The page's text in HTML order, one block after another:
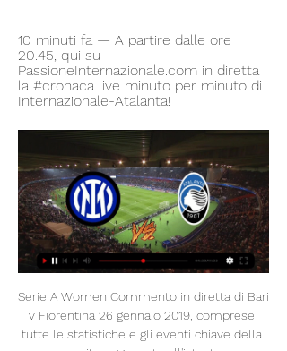
10 minuti fa — A partire dalle ore
20.45, qui su
PassioneInternazionale.com in diretta
la #cronaca live minuto per minuto di
Internazionale-Atalanta!
Serie A Women Commento in diretta di Bari v Fiorentina 26 gennaio 2019, comprese tutte le statistiche e gli eventi chiave della partita, aggiornate all'istante.

Via Peschiera, 3-5 33020 Sutrio (Udine) Tel: 0433 778762 Fax: 0433 778418. Con assistenza completa per preventivazione e progettazione, la società Stratex costruisce ad alta tecnologia, installa con montaggio una serie di innovative strutture in legno lamellare e massiccio di qualità testate a norma.

163 Immobili in affitto a Milano a partire da 1.000 € / mese. Trova le migliori offerte per la tua ricerca affitto linea tram 9 milano. Business center via fantoli, 5-7-9 milano mecenate/forlanini.Portierato 24 ore al giorno, tutto l’anno. Struttura per insegna pubblicitaria luminosa di circa 9 mt

Napoli-Arsenal, ecco i 5 motivi per cui gli azzurri possono riuscire nella rimonta. di Arianna Ravelli, inviata a Napoli L’approdo in semifinale e poi un eventuale successo darebbe tutto un altro sapore al primo anno in azzurro di Carlo Ancelotti.. Juve-Ajax 1-2, pagelle: Dybala, linea occupata,.

Sabato, con inizio alle 15, si giocherà dunque il derby tra Este e Luparense. Mentre sempre sabato il Campodarsego andrà a fare visita al Montebelluna. Il match inizierà però alle 17. Nella prima giornata di campionato a festeggiare è stata soprattutto la Luparense, che ha travolto 3-1 il Delta Porto Tolle.

Streaming Inter Atalanta BC in diretta tv 19 ore fa — Streaming Inter Atalanta BC in diretta tv Inter-Atalanta, dove vederla in diretta TV e LIVE streaming 28/02/2024 Ecco dove sarà possibile ...

[TV DAL VIVO***] Oggi Internazionale Atalanta in diretta str 11 ore fa — [TV DAL VIVO***] Oggi Internazionale Atalanta in diretta streaming Inter Atalanta, 24ª Serie A: dove vederla in diretta TV e 28 febbraio ...

Giro di Svizzera 2019, ottava tappa: previsioni meteo Ulrichen oggi 22 giugno 2019. Il passaggio di una perturbazione causata da una piccola saccatura atlantica determina condizioni meteo instabili a Ulrichen nel corso della giornata odierna, sabato 22 giugno 2019.

Domenica 7 aprile, nel corso della trasmissione "Quelli che il calcio", in onda su Rai2, ad ogni gol la linea sarà trasmessa in diretta TV a Barge. I ragazzi dell'Infernotto 2007 si troveranno a riproporre sul campo, sotto la guida degli operatori Rai, i gol della giornata di campionato di …

A 11 mesi dall'inaugurazione della sala, Sabato 12 ottobre MediCinema Italia ha presentato l'attività svolta all'Ospedale Niguarda. In 10 mesi abbiamo proiettato 60 film e abbiamo ospitato 2.236 pazienti. Sono stati compilati 1.111 questionari.

Atalanta streaming Inter-Ata | Group 9 ore fa — Inter-Atalanta oggi in tv: orario, programma Serie A, streaming 5 ore fa — La partita sarà trasmessa in diretta tv su Zona DAZN (canale 214 di ...

I sistemi informatici e le procedure software preposte al funzionamento del sito web www.pallavolovivil.it acquisiscono, nel corso del loro normale esercizio, alcuni dati personali la cui trasmissione è implicita nell´uso dei protocolli di comunicazione di Internet.

28/09/2007 - Lunedì scorso 24 settembre presso la Sala Giunta della Provincia di Bari il Presidente sono stati presentati alla stampa i progettisti selezionati dalla giuria nell’ambito del Concorso internazionale di progettazione del nuovo Museo Archeologico Provinciale . I dieci gruppi di progett...

La Rotonda a Mola di Bari: leggi le recensioni Leggi le ultime recensioni riguardanti La Rotonda (Mola di Bari). Sluurpy aggrega i voti,valutazioni e recensioni dei principali siti di ranking per fornire ai suoi utenti la migliore panoramica dei ristoranti di loro interesse.

Lo disse il Presidente Pasini, dopo la grande vittoria con il Lecce: “ha colpito il fattore Turina”. Il “T-Factor” altro non è che la carica dei tifosi ed il calore che il pubblico della FeralpiSalò sa regalare ai ragazzi, e il calendario regala un marzo amico.

La Nazionale di calcio greca Under-21 è la rappresentativa calcistica Under-21 della Grecia; è posta sotto l'egida della EPO. La squadra partecipa al campionato europeo di categoria, che si tiene ogni due anni.

INTER-ATALANTA oggi in tv: canale, orario e diretta 10 ore fa — Oggi alle 20.45 a San Siro Inter e Atalanta si sfidano nel recupero della 21ª giornata di Serie A 2023/2024. La squadra di Inzaghi vuole ...

Inter Atalanta BC in streaming (Gratuito - C2H2 in Montana 8 ore fa — Inter Atalanta BC in streaming (Gratuito) Inter-Atalanta BC in diretta streaming Inter-Atal 28 febbraio 2024 Calcio 2 ore fa — (flusso) ...

Catania, arrestato lo chef star della tv che preparava piatti alla marijuana. Carmelo Chiaramonte,. in linea con un filone di ricerca internazionale non certo sconosciuto al dibattito pubblico, medico, sociale e politico - gli aspetti relativi all'effetto terapeutico della …

La Lega Pro ha ufficializzato il calendario della Coppa Italia Serie C 2019/2020. La Robur Siena dovrà affrontare il Pontedera il 9 ottobre in casa.

Show giallorosso al Vigorito, con il Benevento che travolge il Crotone 3-0. I padroni di casa passano avanti già all'8' grazie a Roberto Insigne, raddoppiano poi al 57' con il calcio di rigore di Coda e chiudono i conti con l'eurogol di Buonaiuto all'81'.

UNDER 17 Giana Erminio-Pordenone 0-3. Troppo Pordenone per la squadra di mister Omar Barzaghi, che al cospetto della capolista non è riuscita ad organizzare al meglio il gioco, complice il gol subito in avvio da De Min (3’ pt); i friulani hanno raddoppiato al 18’ con Bertoli, che con una doppietta ha calato il tris definitivo al 21’ st.

Inter-Atalanta diretta ore 20:45: dove vederla in tv, 13 ore fa — Scopri tutto sulla partita: info, orario e canali per seguire la sfida valida per la ventunesima giornata di Serie A. Le possibili scelte di ...

«La scritta comparsa in questi giorni sotto i portici di Cassino davanti la Chiesa di Sant’Antonio rimanda la memoria agli anni caldi della contestazione e degli scontri di piazza che, in misura minore ed edulcorata dall’ambiente provinciale, riguardavano anche la nostra città proprio nei medesimi luoghi. Questo déjà vu ci lascia da un.

57′ Palo clamoroso colpito dal Campobasso con Vecchione, autore di una grande conclusione dal limite. A dodici minuti dalla fine D’Agostino spreca di testa da buona posizione, il cross era stato di Bisceglia. E’ finita. Il Campobasso perde 2-0 in casa contro l’Avezzano al termine della peggiore partita della stagione.

GOL DEL RENATE: 13°st Traversone dalla sinistra di Piscopo, colpo di testa di PAVAN che insacca 15°st Punizione dal limite di Gomez, palla scagliata verso lo specchio, Bindi para in presa bassa 20°st Cross di Capello dalla destra, nessuno raccoglie il suggerimento, rimessa dal fondo.

Distanza in linea d’aria del percorso Vado ligure SV - Cuneo CN è km. Stabilire un percorso Vado ligure SV - Cuneo CN da percorrere con la macchina oppure con il pullman (treno spesso fa un altro itinerario) corrisponde sulla cartina stradale alla distanza di km e il tempo di percorrenza è .

MIGNOGNA srl Contrada S. Antonio dei Lazzari n. 2 (una traversa di via S. Antonio dei Lazzari) 86100 Campobasso (CB) t +39 0874 64791 - f +39 0874 481188 - info@mignogna.it P. IVA 01443310709 - Capitale Sociale i.v. € 40.000,00 - REA 108831

Sono i cookie utilizzati per tracciare la navigazione dell'utente in rete e creare profili sui suoi gusti, abitudini, scelte, ecc. Con questi cookie possono essere trasmessi al terminale dell'utente messaggi pubblicitari in linea con le preferenze già manifestate dallo stesso utente nella navigazione online.

The kit contains a packet of instant ice and a packet of instant warmer that can transform a little cry into a smile. Ti offriamo un tenero peluche per il bambino e anche un kit base per prenderti cura del tuo piccolo. Il kit contiene un pacchetto ghiaccio istantaneo e un pacchetto caldo istantaneo capaci di trasformare ogni piccolo pianto in un sorriso. Wir bieten Ihnen ein zartes Plüschtier.

Ex Cosenza, Liguori passa ufficialmente alla Fermana. L’esterno mancino, reduce dall’ultima stagione in D al Bari, arriva nella squadra marchigiana in prestito dal Napoli Ex Cosenza alla ribalta...

Monza | Maw. Ad iniezione dell’azienda e in accordo con il capo reparto e il capo turno, si occuperà di gestire .. ed un ottimo pacchetto retributivo in linea con le competenze maturate nel ruolo. Luogo di lavoro: .. Ricerche simili: Attrezzista Presse, Attrezzista Stampaggio

Distanza Campobasso Avezzano Inserire la località di partenza e la località di arrivo, per calcolare la distanza tra le due città (es. da Campobasso a Avezzano) e cliccare su DISTANZA!.

266 pagine - € 15,00 ‘La polis in crisi’ dice qualcosa di più e di diverso da ‘crisi della politica’?Noi pensiamo di sì, soprattutto se si riesce a mettere a fuoco un aspetto che era caratterizzante la polis democratica e che si è perduto nelle democrazie di oggi: la partecipazione attiva e diretta dei suoi cittadini. La vita.

Gli Ernici si risentirono: e poiché la gente di Anagni aveva convocato l'assemblea plenaria di tutta la gente ernica nel circo oggi chiamato Marittimo, tutto il popolo ernico, con la sola eccezione di Alatri, Ferentino e Veroli, dichiarò guerra a Roma.

Lions Tra la Gente. Beitrag an Activity Leo Club Lugano . Mittwoch 08.02.2017 - Mittwoch 08.02.2017: Premio Magistrale.. Attività di beneficenza in comune dei Lions Clubs di Lugano, Lugano-Ceresio, Lugano-Monte Brè e Leo Lugano Vendita nel centro della città di prodotti tipici, vini, dolci.

asti - chieri caronnese - rapallobogliasco chiavari caperana - novese derthona - lavagnese giana erminio - albese pro dronero - sestri levante santhia - folgore caratese vado. darfo boario legnago salus - pro sesto mapellobonate - borgomanero pro piacenza - aurora seriate sambonifacese - castellana castelgoffredo. 27 ottobre 2014 ore 14.30.

Inter - Atalanta BC streaming Atalanta in diretta streaming 12 ore fa — Inter - Atalanta BC streaming Atalanta in diretta streaming Inter Atala | Icy Events &